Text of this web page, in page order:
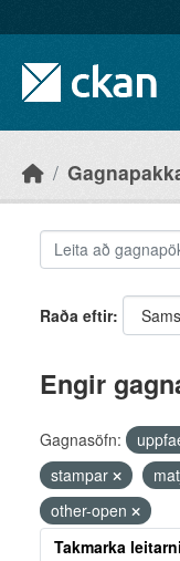
Raða eftir
Engir
Gagnasöfn:
stampar
other-open
Takmarka